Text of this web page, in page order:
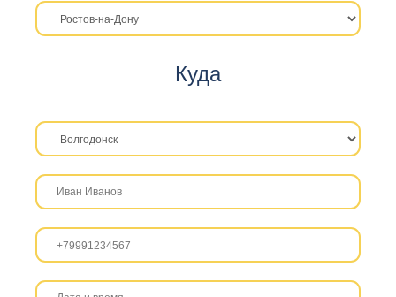
Куда